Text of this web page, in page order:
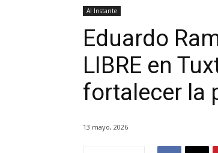
Al Instante
Eduardo
LIBRE en
fortalecer la
13 mayo, 2026